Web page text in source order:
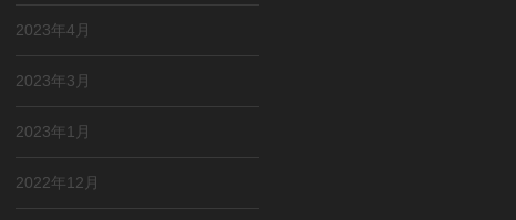
2023年4月
2023年3月
2023年1月
2022年12月